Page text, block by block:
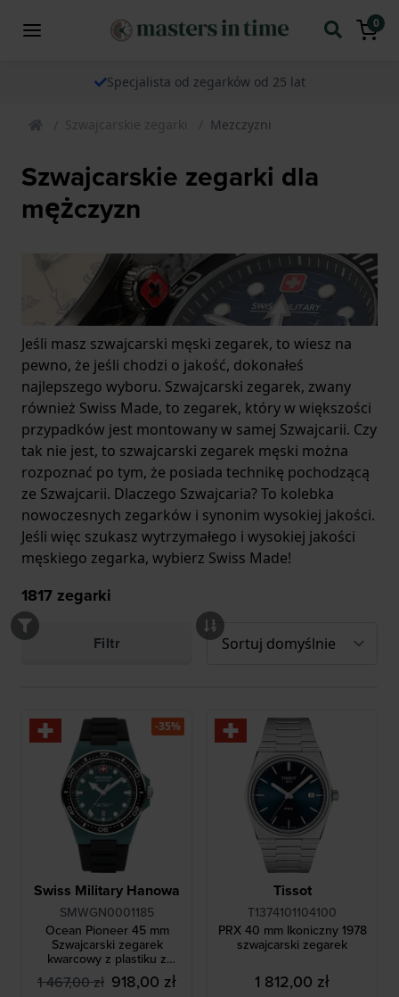
0
Specjalista od zegarków od 25 lat
Szwajcarskie zegarki Mezczyzni
Szwajcarskie zegarki dla
mężczyzn
Jeśli masz szwajcarski męski zegarek, to wiesz na
pewno, że jeśli chodzi o jakość, dokonałeś
najlepszego wyboru. Szwajcarski zegarek, zwany
również Swiss Made, to zegarek, który w większości
przypadków jest montowany w samej Szwajcarii. Czy
tak nie jest, to szwajcarski zegarek męski można
rozpoznać po tym, że posiada technikę pochodzącą
ze Szwajcarii. Dlaczego Szwajcaria? To kolebka
nowoczesnych zegarków i synonim wysokiej jakości.
Jeśli więc szukasz wytrzymałego i wysokiej jakości
męskiego zegarka, wybierz Swiss Made!
1817 zegarki
Filtr
Swiss Military Hanowa
SMWGN0001185
Ocean Pioneer 45 mm
Szwajcarski zegarek
kwarcowy z plastiku z
odzysku #Tide Ocean
Plastic z datownikiem
1 467,00 zł 918,00 zł
-35%
Tissot
T1374101104100
PRX 40 mm Ikoniczny 1978
szwajcarski zegarek
1 812,00 zł